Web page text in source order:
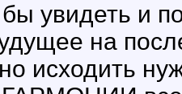
увидеть и
на
исходить